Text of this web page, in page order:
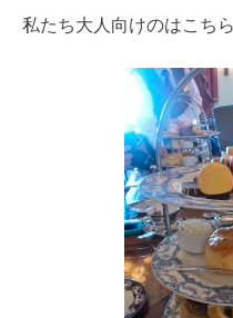
私たち大人向けのはこちら